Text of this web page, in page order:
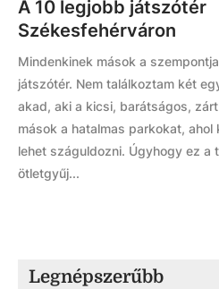
A 10 legjobb játszótér
Székesfehérváron
Mindenkinek mások a
játszótér. Nem találkoztam két
akad, aki a kicsi, barátságos,
mások a hatalmas parkokat, ahol
lehet száguldozni. Úgyhogy ez a
ötletgyűj...
Legnépszerűbb